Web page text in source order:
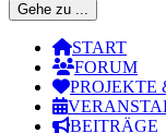
Gehe zu ...
START
FORUM
PROJEKTE
BEITRÄGE